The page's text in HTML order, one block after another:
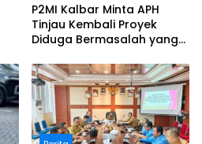
P2MI Kalbar Minta APH
Tinjau Kembali Proyek
Diduga Bermasalah yang